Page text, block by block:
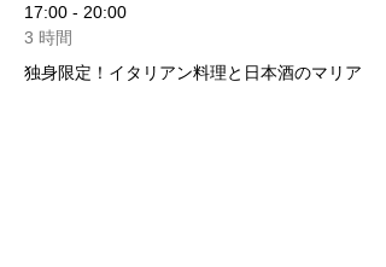
17:00 - 20:00
3 時間
独身限定！イタリアン料理と日本酒のマリア